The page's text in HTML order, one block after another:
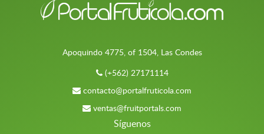
Apoquindo 4775, of 1504, Las Condes
(+562) 27171114
contacto@portalfruticola.com
ventas@fruitportals.com
Síguenos